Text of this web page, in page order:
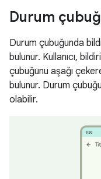
Durum
Durum çubuğunda
bulunur. Kullanıcı,
çubuğunu aşağı
bulunur. Durum
olabilir.